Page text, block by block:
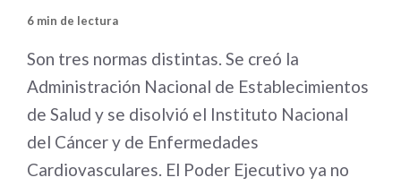
6 min de lectura
Son tres normas distintas. Se creó la
Administración Nacional de Establecimientos
de Salud y se disolvió el Instituto Nacional
del Cáncer y de Enfermedades
Cardiovasculares. El Poder Ejecutivo ya no